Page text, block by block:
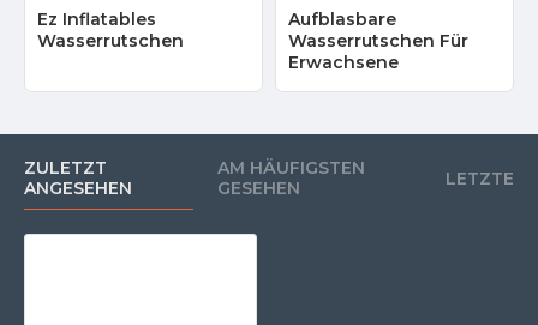
Ez Inflatables
Wasserrutschen
Aufblasbare
Wasserrutschen Für
Erwachsene
ZULETZT
ANGESEHEN
AM HÄUFIGSTEN
GESEHEN
LETZTE